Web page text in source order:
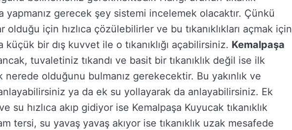
gerecek şey sistemi incelemek olacaktır. Çünkü
olduğu için hızlıca çözülebilirler ve bu tıkanıklıkları açmak için
bir dış kuvvet ile o tıkanıklığı açabilirsiniz. Kemalpaşa
tuvaletiniz tıkandı ve basit bir tıkanıklık değil ise ilk
nerede olduğunu bulmanız gerekecektir. Bu yakınlık ve
ya da ek su yollayarak da anlayabilirsiniz. Ek
hızlıca akıp gidiyor ise Kemalpaşa Kuyucak tıkanıklık
tersi, su yavaş yavaş akıyor ise tıkanıklık uzak mesafede